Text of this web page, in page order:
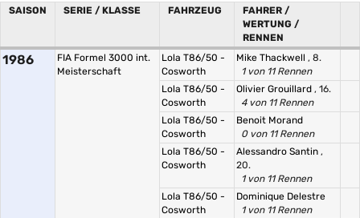
SAISON SERIE / KLASSE FAHRZEUG
FAHRER /
WERTUNG /
RENNEN
1986
FIA Formel 3000 int.
Meisterschaft
Lola T86/50 -
Cosworth
Mike Thackwell , 8.
1 von 11 Rennen
Lola T86/50 -
Cosworth
Olivier Grouillard , 16.
4 von 11 Rennen
Lola T86/50 -
Cosworth
Benoit Morand
0 von 11 Rennen
Lola T86/50 -
Cosworth
Alessandro Santin ,
20.
1 von 11 Rennen
Lola T86/50 -
Cosworth
Dominique Delestre
1 von 11 Rennen